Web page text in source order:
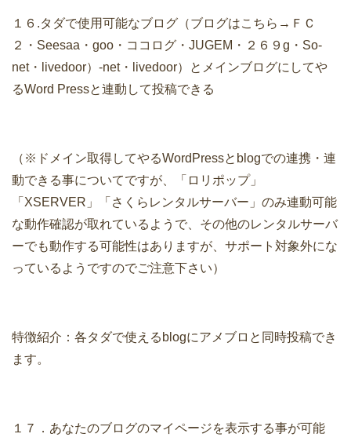
１６.タダで使用可能なブログ（ブログはこちら→ＦＣ
２・Seesaa・goo・ココログ・JUGEM・２６９g・So-
net・livedoor）-net・livedoor）とメインブログにしてや
るWord Pressと連動して投稿できる
（※ドメイン取得してやるWordPressとblogでの連携・連
動できる事についてですが、「ロリポップ」
「XSERVER」「さくらレンタルサーバー」のみ連動可能
な動作確認が取れているようで、その他のレンタルサーバ
ーでも動作する可能性はありますが、サポート対象外にな
っているようですのでご注意下さい）
特徴紹介：各タダで使えるblogにアメブロと同時投稿でき
ます。
１７．あなたのブログのマイページを表示する事が可能